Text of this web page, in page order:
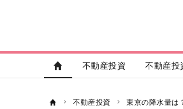
不動産投資 不動産投
不動産投資 東京の降水量は